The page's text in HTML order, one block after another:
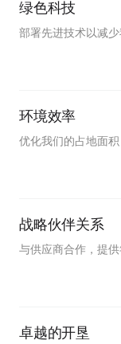
绿色科技
部署先进技术以减
环境效率
优化我们的占地面
战略伙伴关系
与供应商合作，提
卓越的开垦